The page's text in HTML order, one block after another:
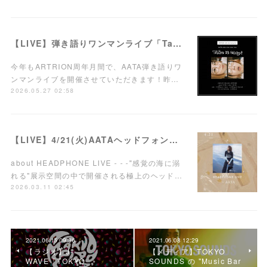
【LIVE】弾き語りワンマンライブ「Take it easy!」7/15(水)西荻窪ARTRIONにて開催！
今年もARTRION周年月間で、AATA弾き語りワ
ンマンライブを開催させていただきます！昨…
2026.05.27 02:58
【LIVE】4/21(火)AATAヘッドフォンワンマンライブ開催！
about HEADPHONE LIVE - - -"感覚の海に溺
れる"展示空間の中で開催される極上のヘッド…
2026.03.11 02:45
2021.06.15 09:36
【ラジオ】J-
WAVE「TOKYO
2021.06.08 12:29
【メディア】TOKYO
SOUNDS の "Music Bar